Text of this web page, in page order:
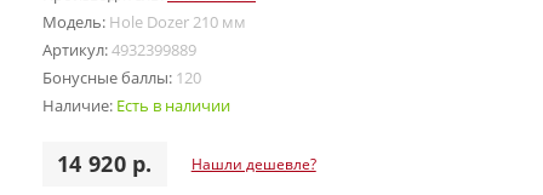
Модель: Hole Dozer 210 мм
Артикул:4932399889
Бонусные баллы: 120
Наличие: Есть в наличии
14 920 р. Нашли дешевле?